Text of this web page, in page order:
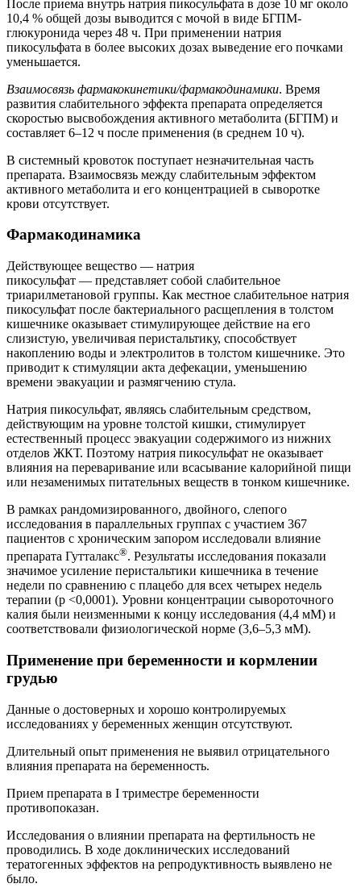
После приема внутрь натрия пикосульфата в дозе 10 мг около
10,4 % общей дозы выводится с мочой в виде БГПМ-
глюкуронида через 48 ч. При применении натрия
пикосульфата в более высоких дозах выведение его почками
уменьшается.
Взаимосвязь фармакокинетики/фармакодинамики. Время
развития слабительного эффекта препарата определяется
скоростью высвобождения активного метаболита (БГПМ) и
составляет 6–12 ч после применения (в среднем 10 ч).
В системный кровоток поступает незначительная часть
препарата. Взаимосвязь между слабительным эффектом
активного метаболита и его концентрацией в сыворотке
крови отсутствует.
Фармакодинамика
Действующее вещество — натрия
пикосульфат — представляет собой слабительное
триарилметановой группы. Как местное слабительное натрия
пикосульфат после бактериального расщепления в толстом
кишечнике оказывает стимулирующее действие на его
слизистую, увеличивая перистальтику, способствует
накоплению воды и электролитов в толстом кишечнике. Это
приводит к стимуляции акта дефекации, уменьшению
времени эвакуации и размягчению стула.
Натрия пикосульфат, являясь слабительным средством,
действующим на уровне толстой кишки, стимулирует
естественный процесс эвакуации содержимого из нижних
отделов ЖКТ. Поэтому натрия пикосульфат не оказывает
влияния на переваривание или всасывание калорийной пищи
или незаменимых питательных веществ в тонком кишечнике.
В рамках рандомизированного, двойного, слепого
исследования в параллельных группах с участием 367
пациентов с хроническим запором исследовали влияние
препарата Гутталакс®. Результаты исследования показали
значимое усиление перистальтики кишечника в течение
недели по сравнению с плацебо для всех четырех недель
терапии (р <0,0001). Уровни концентрации сывороточного
калия были неизменными к концу исследования (4,4 мМ) и
соответствовали физиологической норме (3,6–5,3 мМ).
Применение при беременности и кормлении
грудью
Данные о достоверных и хорошо контролируемых
исследованиях у беременных женщин отсутствуют.
Длительный опыт применения не выявил отрицательного
влияния препарата на беременность.
Прием препарата в I триместре беременности
противопоказан.
Исследования о влиянии препарата на фертильность не
проводились. В ходе доклинических исследований
тератогенных эффектов на репродуктивность выявлено не
было.